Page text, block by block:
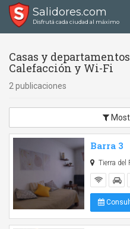
Salidores.com
Disfrutá cada ciudad al máximo
Casas y
Calefacción y Wi-Fi
2 publicaciones
Barra 3
Tierra del